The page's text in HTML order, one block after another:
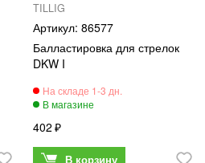
TILLIG
86577
Балластировка для стрелок
DKW I
402